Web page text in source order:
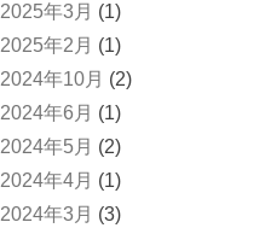
2025年3月 (1)
2025年2月 (1)
2024年10月 (2)
2024年6月 (1)
2024年5月 (2)
2024年4月 (1)
2024年3月 (3)